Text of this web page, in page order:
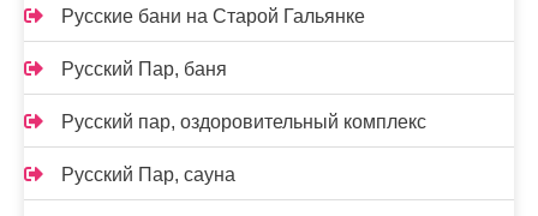
Русские бани на Старой Гальянке
Русский Пар, баня
Русский пар, оздоровительный комплекс
Русский Пар, сауна